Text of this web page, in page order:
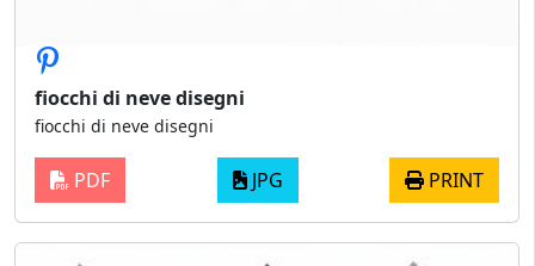
fiocchi di neve disegni
fiocchi di neve disegni
PDF JPG PRINT